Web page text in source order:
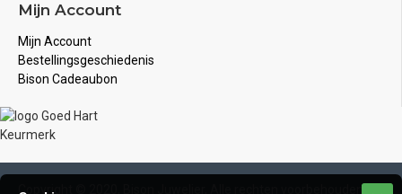
Mijn Account
Mijn Account
Bestellingsgeschiedenis
Bison Cadeaubon
Copyright © 2020, Bison Juwelier, Alle rechten voorbehouden